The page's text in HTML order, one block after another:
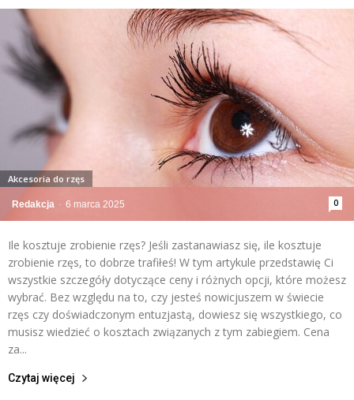
Redakcja - 6 marca 2025 0
Akcesoria do rzęs
Ile kosztuje zrobienie rzęs? Jeśli zastanawiasz się, ile kosztuje
zrobienie rzęs, to dobrze trafiłeś! W tym artykule przedstawię Ci
wszystkie szczegóły dotyczące ceny i różnych opcji, które możesz
wybrać. Bez względu na to, czy jesteś nowicjuszem w świecie
rzęs czy doświadczonym entuzjastą, dowiesz się wszystkiego, co
musisz wiedzieć o kosztach związanych z tym zabiegiem. Cena
za...
Czytaj więcej